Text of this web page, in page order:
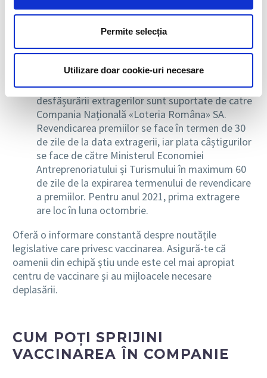
Permite selecția
Utilizare doar cookie-uri necesare
Se aprobă organizarea Loteriei de vaccinare, ca
măsură pentru încurajarea vaccinării. Premiile în
bani acordate se supun regimului fiscal aferent
227/2015, cu modificările si completarile
ulterioare. Costurile aferente organizării și
desfășurării extragerilor sunt suportate de catre
Compania Națională «Loteria Româna» SA.
Revendicarea premiilor se face în termen de 30
de zile de la data extragerii, iar plata câștigurilor
se face de către Ministerul Economiei
Antreprenoriatului și Turismului în maximum 60
de zile de la expirarea termenului de revendicare
a premiilor. Pentru anul 2021, prima extragere
are loc în luna octombrie.
Oferă o informare constantă despre noutățile
legislative care privesc vaccinarea. Asigură-te că
oamenii din echipă știu unde este cel mai apropiat
centru de vaccinare și au mijloacele necesare
deplasării.
CUM POȚI SPRIJINI
VACCINAREA ÎN COMPANIE